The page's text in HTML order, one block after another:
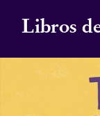
Libros